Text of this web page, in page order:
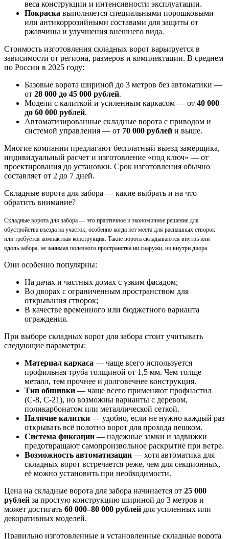
веса конструкции и интенсивности эксплуатации.
Покраска выполняется специальными порошковыми
или антикоррозийными составами для защиты от
ржавчины и улучшения внешнего вида.
Стоимость изготовления складных ворот варьируется в
зависимости от региона, размеров и комплектации. В среднем
по России в 2025 году:
Базовые ворота шириной до 3 метров без автоматики —
от 28 000 до 45 000 рублей.
Модели с калиткой и усиленным каркасом — от 40 000
до 60 000 рублей.
Автоматизированные складные ворота с приводом и
системой управления — от 70 000 рублей и выше.
Многие компании предлагают бесплатный выезд замерщика,
индивидуальный расчет и изготовление «под ключ» — от
проектирования до установки. Срок изготовления обычно
составляет от 2 до 7 дней.
Складные ворота для забора — какие выбрать и на что
обратить внимание?
Складные ворота для забора — это практичное и экономичное решение для
обустройства въезда на участок, особенно когда нет места для распашных створок
или требуется компактная конструкция. Такие ворота складываются внутрь или
вдоль забора, не занимая полезного пространства ни снаружи, ни внутри двора.
Они особенно популярны:
На дачах и частных домах с узким фасадом;
Во дворах с ограниченным пространством для
открывания створок;
В качестве временного или бюджетного варианта
ограждения.
При выборе складных ворот для забора стоит учитывать
следующие параметры:
Материал каркаса — чаще всего используется
профильная труба толщиной от 1,5 мм. Чем толще
металл, тем прочнее и долговечнее конструкция.
Тип обшивки — чаще всего применяют профнастил
(С-8, С-21), но возможны варианты с деревом,
поликарбонатом или металлической сеткой.
Наличие калитки — удобно, если не нужно каждый раз
открывать всё полотно ворот для прохода пешком.
Система фиксации — надежные замки и задвижки
предотвращают самопроизвольное раскрытие при ветре.
Возможность автоматизации — хотя автоматика для
складных ворот встречается реже, чем для секционных,
её можно установить при необходимости.
Цена на складные ворота для забора начинается от 25 000
рублей за простую конструкцию шириной до 3 метров и
может достигать 60 000–80 000 рублей для усиленных или
декоративных моделей.
Правильно изготовленные и установленные складные ворота